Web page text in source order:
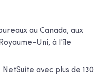
au Canada, aux
Uni, à l'île
avec plus de 130